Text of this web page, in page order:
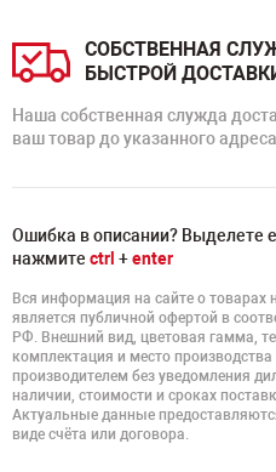
СОБСТВЕННАЯ
БЫСТРОЙ
Наша собственная служда
ваш товар до указанного
Ошибка в описании? Выделете
нажмите ctrl +enter
Вся информация на сайте о товарах
является публичной офертой в
РФ. Внешний вид, цветовая гамма,
комплектация и место
производителем без уведомления
наличии, стоимости и сроках
Актуальные данные
виде счёта или договора.